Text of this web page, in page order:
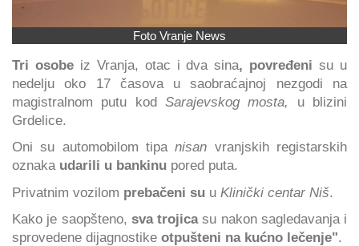
Foto Vranje News
Tri osobeiz Vranja, otac i dva sina, povređeni su u
nedelju oko 17 časova u saobraćajnoj nezgodi na
magistralnom putu kod Sarajevskog mosta,
u blizini
Grdelice.
Oni su automobilom tipanisan vranjskih registarskih
oznaka udarili u bankinu pored puta.
Privatnim vozilom prebačeni su u Klinički centar Niš.
Kako je saopšteno, sva trojicasu nakon sagledavanja i
sprovedene dijagnostike otpušteni na kućno lečenje".